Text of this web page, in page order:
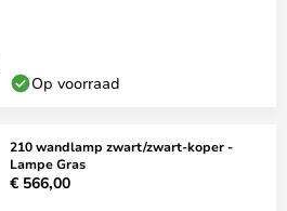
Op voorraad
210 wandlamp zwart/zwart-koper -
Lampe Gras
€ 566,00